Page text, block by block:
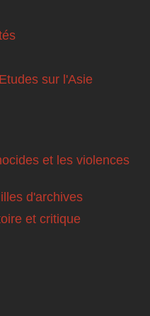
sur l'Asie
et les violences
d'archives
et critique